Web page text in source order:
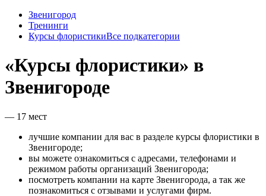
Звенигород
Тренинги
Курсы флористикиВсе подкатегории
«Курсы флористики» в
Звенигороде
— 17 мест
лучшие компании для вас в разделе курсы флористики в
Звенигороде;
вы можете ознакомиться с адресами, телефонами и
режимом работы организаций Звенигорода;
посмотреть компании на карте Звенигорода, а так же
познакомиться с отзывами и услугами фирм.